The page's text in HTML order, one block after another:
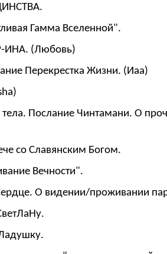
Гамма Вселенной".
ИНА. (Любовь)
Перекрестка Жизни. (Иаа)
тела. Послание Чинтамани. О
со Славянским Богом.
Вечности".
О видении/проживании